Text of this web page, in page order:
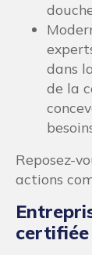
dans
de la
Reposez-
actions